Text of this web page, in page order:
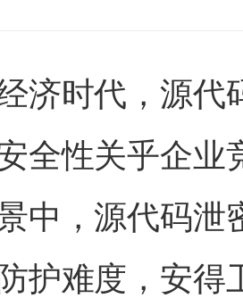
济时代，源代
全性关乎企业
中，源代码泄
护难度，安得